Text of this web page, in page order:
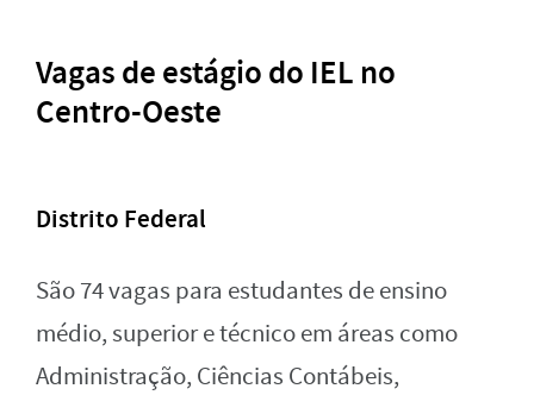
Vagas de estágio do IEL no
Centro-Oeste
Distrito Federal
São 74 vagas para estudantes de ensino
médio, superior e técnico em áreas como
Administração, Ciências Contábeis,